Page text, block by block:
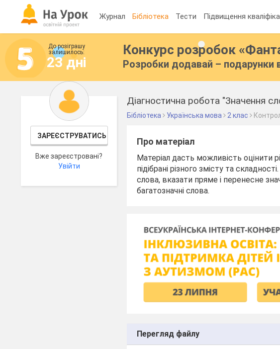
Журнал Бібліотека Тести Підвищення
До розіграшу
залишилось:
23 дні
Конкурс розробок
Розробки додавай – подарунки
ЗАРЕЄСТРУВАТИСЬ
Вже зареєстровані?
Увійти
Діагностична робота "Значення
Бібліотека Українська мова 2 клас
Про матеріал
Матеріал дасть можливість оцінити
підібрані різного змісту та
слова, вказати пряме і перенесне
багатозначні слова.
Перегляд файлу